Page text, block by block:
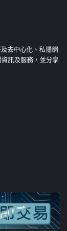
去中心化、私隱網
訊及服務，並分享